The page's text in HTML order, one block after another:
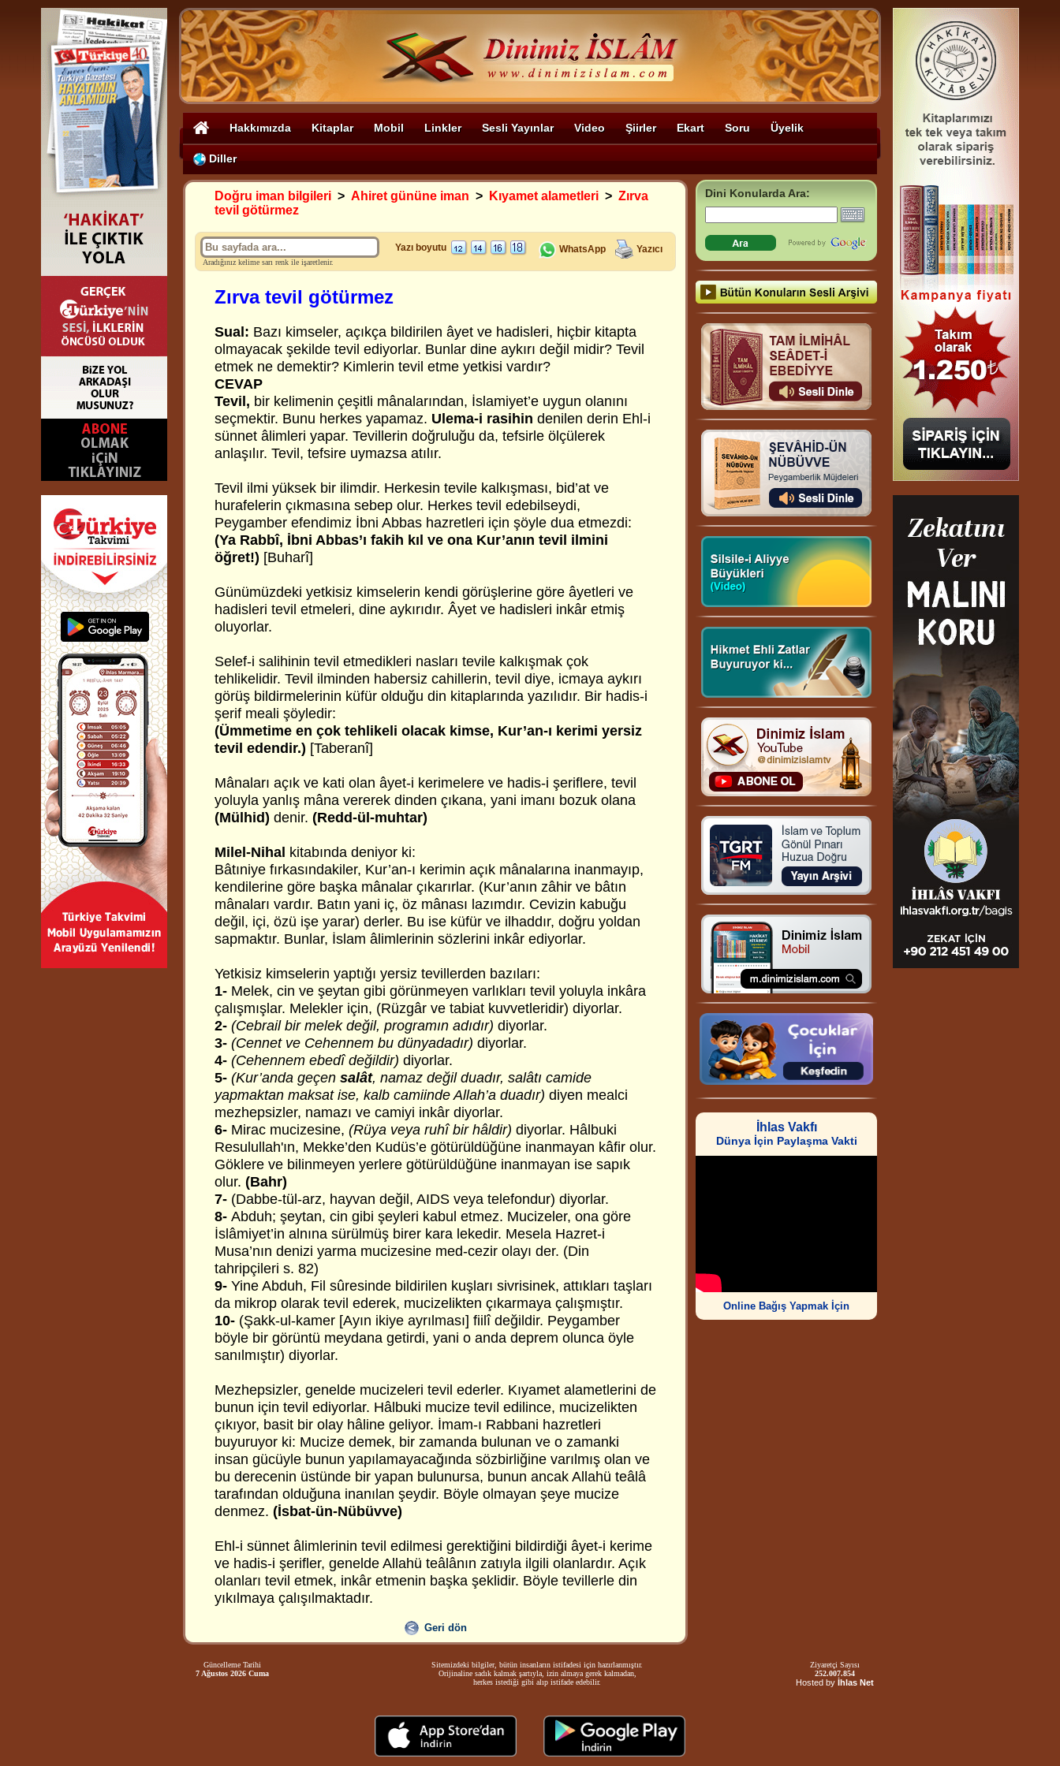
Hakkımızda Kitaplar Mobil Linkler Sesli Yayınlar Video Şiirler Ekart Soru Üyelik
Diller
Doğru iman bilgileri > Ahiret gününe iman > Kıyamet alametleri > Zırva
tevil götürmez
Aradığınız kelime sarı renk ile işaretlenir.
Yazı boyutu WhatsApp Yazıcı
Zırva tevil götürmez
Sual: Bazı kimseler, açıkça bildirilen âyet ve hadisleri, hiçbir kitapta
olmayacak şekilde tevil ediyorlar. Bunlar dine aykırı değil midir? Tevil
etmek ne demektir? Kimlerin tevil etme yetkisi vardır?
CEVAP
Tevil, bir kelimenin çeşitli mânalarından, İslamiyet’e uygun olanını
seçmektir. Bunu herkes yapamaz. Ulema-i rasihin denilen derin Ehl-i
sünnet âlimleri yapar. Tevillerin doğruluğu da, tefsirle ölçülerek
anlaşılır. Tevil, tefsire uymazsa atılır.
Tevil ilmi yüksek bir ilimdir. Herkesin tevile kalkışması, bid’at ve
hurafelerin çıkmasına sebep olur. Herkes tevil edebilseydi,
Peygamber efendimiz İbni Abbas hazretleri için şöyle dua etmezdi:
(Ya Rabbî, İbni Abbas’ı fakih kıl ve ona Kur’anın tevil ilmini
öğret!) [Buharî]
Günümüzdeki yetkisiz kimselerin kendi görüşlerine göre âyetleri ve
hadisleri tevil etmeleri, dine aykırıdır. Âyet ve hadisleri inkâr etmiş
oluyorlar.
Selef-i salihinin tevil etmedikleri nasları tevile kalkışmak çok
tehlikelidir. Tevil ilminden habersiz cahillerin, tevil diye, icmaya aykırı
görüş bildirmelerinin küfür olduğu din kitaplarında yazılıdır. Bir hadis-i
şerif meali şöyledir:
(Ümmetime en çok tehlikeli olacak kimse, Kur’an-ı kerimi yersiz
tevil edendir.) [Taberanî]
Mânaları açık ve kati olan âyet-i kerimelere ve hadis-i şeriflere, tevil
yoluyla yanlış mâna vererek dinden çıkana, yani imanı bozuk olana
(Mülhid) denir. (Redd-ül-muhtar)
Milel-Nihal kitabında deniyor ki:
Bâtıniye fırkasındakiler, Kur’an-ı kerimin açık mânalarına inanmayıp,
kendilerine göre başka mânalar çıkarırlar. (Kur’anın zâhir ve bâtın
mânaları vardır. Batın yani iç, öz mânası lazımdır. Cevizin kabuğu
değil, içi, özü işe yarar) derler. Bu ise küfür ve ilhaddır, doğru yoldan
sapmaktır. Bunlar, İslam âlimlerinin sözlerini inkâr ediyorlar.
Yetkisiz kimselerin yaptığı yersiz tevillerden bazıları:
1- Melek, cin ve şeytan gibi görünmeyen varlıkları tevil yoluyla inkâra
çalışmışlar. Melekler için, (Rüzgâr ve tabiat kuvvetleridir) diyorlar.
2- (Cebrail bir melek değil, programın adıdır) diyorlar.
3- (Cennet ve Cehennem bu dünyadadır) diyorlar.
4- (Cehennem ebedî değildir) diyorlar.
5- (Kur’anda geçen salât, namaz değil duadır, salâtı camide
yapmaktan maksat ise, kalb camiinde Allah’a duadır) diyen mealci
mezhepsizler, namazı ve camiyi inkâr diyorlar.
6- Mirac mucizesine, (Rüya veya ruhî bir hâldir) diyorlar. Hâlbuki
Resulullah'ın, Mekke’den Kudüs’e götürüldüğüne inanmayan kâfir olur.
Göklere ve bilinmeyen yerlere götürüldüğüne inanmayan ise sapık
olur. (Bahr)
7- (Dabbe-tül-arz, hayvan değil, AIDS veya telefondur) diyorlar.
8- Abduh; şeytan, cin gibi şeyleri kabul etmez. Mucizeler, ona göre
İslâmiyet’in alnına sürülmüş birer kara lekedir. Mesela Hazret-i
Musa’nın denizi yarma mucizesine med-cezir olayı der. (Din
tahripçileri s. 82)
9- Yine Abduh, Fil sûresinde bildirilen kuşları sivrisinek, attıkları taşları
da mikrop olarak tevil ederek, mucizelikten çıkarmaya çalışmıştır.
10- (Şakk-ul-kamer [Ayın ikiye ayrılması] fiilî değildir. Peygamber
böyle bir görüntü meydana getirdi, yani o anda deprem olunca öyle
sanılmıştır) diyorlar.
Mezhepsizler, genelde mucizeleri tevil ederler. Kıyamet alametlerini de
bunun için tevil ediyorlar. Hâlbuki mucize tevil edilince, mucizelikten
çıkıyor, basit bir olay hâline geliyor. İmam-ı Rabbani hazretleri
buyuruyor ki: Mucize demek, bir zamanda bulunan ve o zamanki
insan gücüyle bunun yapılamayacağında sözbirliğine varılmış olan ve
bu derecenin üstünde bir yapan bulunursa, bunun ancak Allahü teâlâ
tarafından olduğuna inanılan şeydir. Böyle olmayan şeye mucize
denmez. (İsbat-ün-Nübüvve)
Ehl-i sünnet âlimlerinin tevil edilmesi gerektiğini bildirdiği âyet-i kerime
ve hadis-i şerifler, genelde Allahü teâlânın zatıyla ilgili olanlardır. Açık
olanları tevil etmek, inkâr etmenin başka şeklidir. Böyle tevillerle din
yıkılmaya çalışılmaktadır.
Geri dön
Dini Konularda Ara:
İhlas Vakfı
Dünya İçin Paylaşma Vakti
Online Bağış Yapmak İçin
Güncelleme Tarihi
7 Ağustos 2026 Cuma
Sitemizdeki bilgiler, bütün insanların istifadesi için hazırlanmıştır.
Orijinaline sadık kalmak şartıyla, izin almaya gerek kalmadan,
herkes istediği gibi alıp istifade edebilir.
Ziyaretçi Sayısı
252.007.854
Hosted by İhlas Net